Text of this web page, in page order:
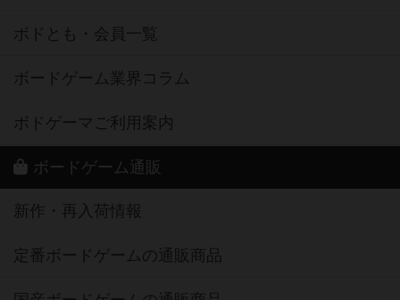
ボドとも・会員一覧
ボードゲーム業界コラム
ボドゲーマご利用案内
ボードゲーム通販
新作・再入荷情報
定番ボードゲームの通販商品